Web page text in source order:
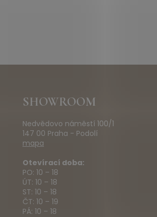
SHOWROOM
Nedvědovo náměstí 100/1
147 00 Praha - Podolí
mapa
Otevírací doba:
PO: 10 – 18
ÚT: 10 – 18
ST: 10 – 18
ČT: 10 – 19
PÁ: 10 – 18